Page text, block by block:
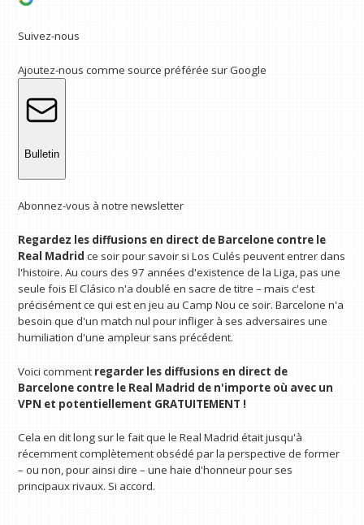
Suivez-nous
Ajoutez-nous comme source préférée sur Google
Bulletin
Abonnez-vous à notre newsletter
Regardez les diffusions en direct de Barcelone contre le
Real Madrid ce soir pour savoir si Los Culés peuvent entrer dans
l'histoire. Au cours des 97 années d'existence de la Liga, pas une
seule fois El Clásico n'a doublé en sacre de titre – mais c'est
précisément ce qui est en jeu au Camp Nou ce soir. Barcelone n'a
besoin que d'un match nul pour infliger à ses adversaires une
humiliation d'une ampleur sans précédent.
Voici comment regarder les diffusions en direct de
Barcelone contre le Real Madrid de n'importe où avec un
VPN et potentiellement GRATUITEMENT !
Cela en dit long sur le fait que le Real Madrid était jusqu'à
récemment complètement obsédé par la perspective de former
– ou non, pour ainsi dire – une haie d'honneur pour ses
principaux rivaux. Si accord.